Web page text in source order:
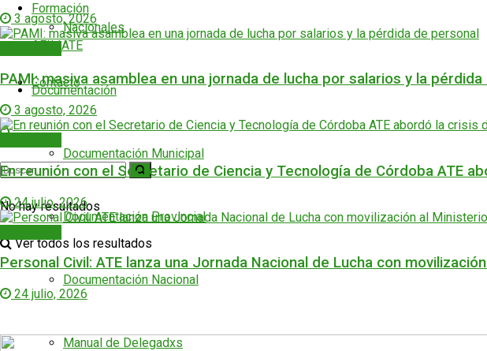
Formación
AFILIATE
Contacto
No hay resultados
Ver todos los resultados
Nacionales
Documentación
Documentación Municipal
Documentación Provincial
Documentación Nacional
Manual de Delegadxs
3 agosto, 2026
PAMI: masiva asamblea en una jornada de lucha por salarios y la pérdida
3 agosto, 2026
En reunión con el Secretario de Ciencia y Tecnología de Córdoba ATE
24 julio, 2026
Personal Civil: ATE lanza una Jornada Nacional de Lucha con
24 julio, 2026